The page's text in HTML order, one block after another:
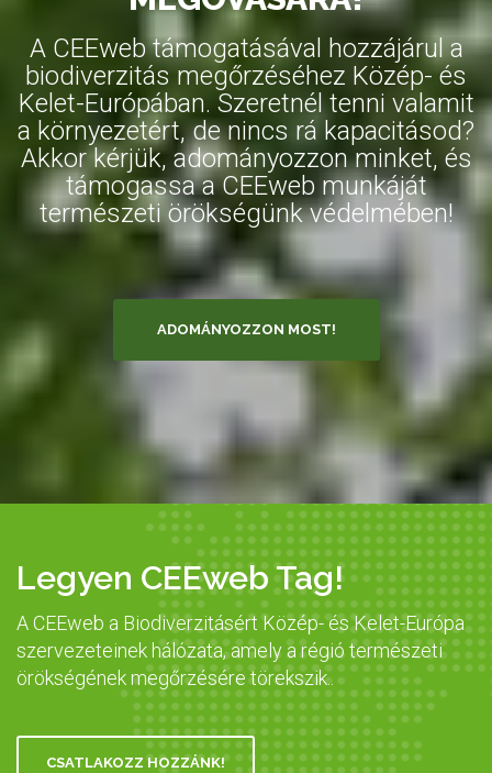
A CEEweb támogatásával hozzájárul a
biodiverzitás megőrzéséhez Közép- és
Kelet-Európában. Szeretnél tenni valamit
a környezetért, de nincs rá kapacitásod?
Akkor kérjük, adományozzon minket, és
támogassa a CEEweb munkáját
természeti örökségünk védelmében!
ADOMÁNYOZZON MOST!
Legyen CEEweb Tag!
A CEEweb a Biodiverzitásért Közép- és Kelet-Európa
szervezeteinek hálózata, amely a régió természeti
örökségének megőrzésére törekszik..
CSATLAKOZZ HOZZÁNK!